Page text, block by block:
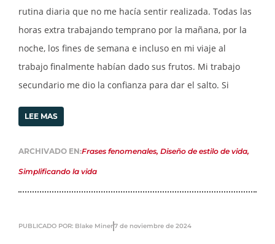
rutina diaria que no me hacía sentir realizada. Todas las
horas extra trabajando temprano por la mañana, por la
noche, los fines de semana e incluso en mi viaje al
trabajo finalmente habían dado sus frutos. Mi trabajo
secundario me dio la confianza para dar el salto. Si
LEE MAS
ARCHIVADO EN:Frases fenomenales, Diseño de estilo de vida,
Simplificando la vida
PUBLICADO POR: Blake Miner7 de noviembre de 2024